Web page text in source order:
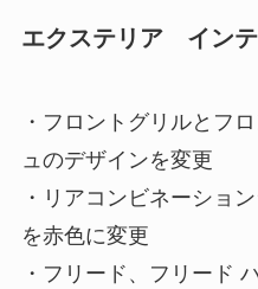
エクステリア イン
・フロントグリルとフ
ュのデザインを変更
・リアコンビネーショ
を赤色に変更
・フリード、フリード